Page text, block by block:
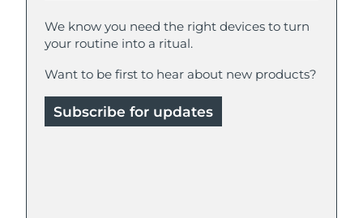
We know you need the right devices to turn
your routine into a ritual.
Want to be first to hear about new products?
Subscribe for updates